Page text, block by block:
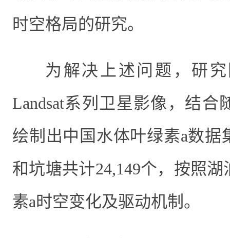
时空格局的研究。
为解决上述问题，研
Landsat系列卫星影像，结合
绘制出中国水体叶绿素a数据
和坑塘共计24,149个，按照湖
素a时空变化及驱动机制 。